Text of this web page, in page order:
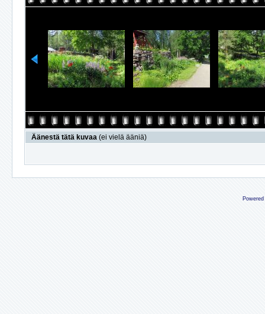
Äänestä tätä kuvaa (ei vielä ääniä)